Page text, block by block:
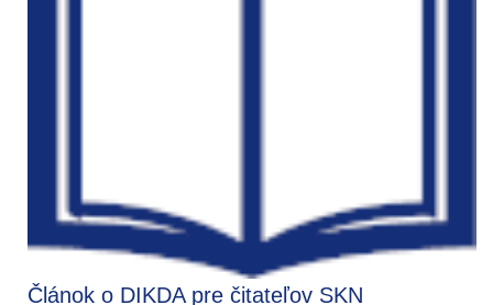
Článok o DIKDA pre čitateľov SKN